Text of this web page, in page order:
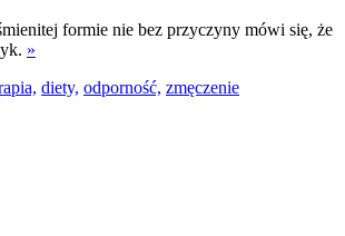
formie nie bez przyczyny mówi się, że
»
diety, odporność, zmęczenie